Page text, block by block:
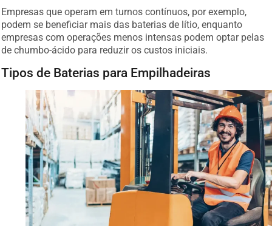
Empresas que operam em turnos contínuos, por exemplo,
podem se beneficiar mais das baterias de lítio, enquanto
empresas com operações menos intensas podem optar pelas
de chumbo-ácido para reduzir os custos iniciais.
Tipos de Baterias para Empilhadeiras